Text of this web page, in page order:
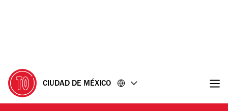
CIUDAD DE MÉXICO